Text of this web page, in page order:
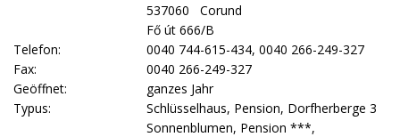
537060 Corund
Fő út 666/B
Telefon:
0040 744-615-434, 0040 266-249-327
Fax:
0040 266-249-327
Geöffnet:
ganzes Jahr
Typus:
Schlüsselhaus, Pension, Dorfherberge 3
Sonnenblumen, Pension ***,